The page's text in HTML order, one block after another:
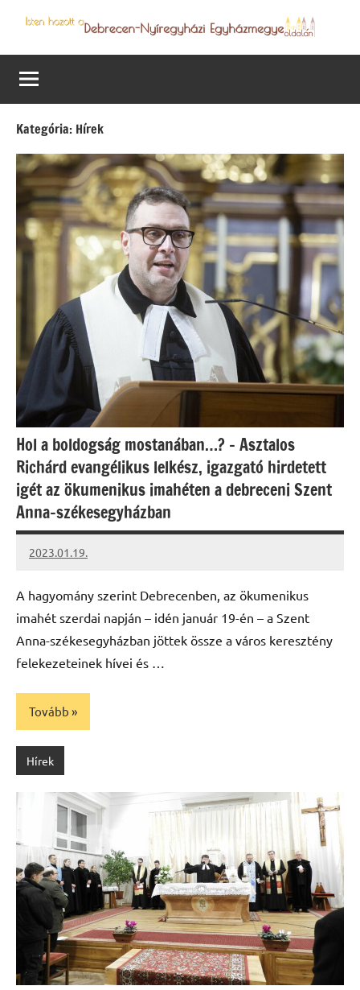
content
Debrecen-
Nyíregyházi
Egyházmegye
programjai
Kategória: Hírek
Hol a boldogság mostanában…? – Asztalos
Richárd evangélikus lelkész, igazgató hirdetett
igét az ökumenikus imahéten a debreceni Szent
Anna-székesegyházban
2023.01.19.
kovacs.agi
A hagyomány szerint Debrecenben, az ökumenikus
imahét szerdai napján – idén január 19-én – a Szent
Anna-székesegyházban jöttek össze a város keresztény
felekezeteinek hívei és …
Tovább
Hírek